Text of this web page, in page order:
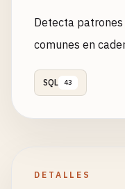
Detecta patrones
comunes en
SQL 43
DETALLES